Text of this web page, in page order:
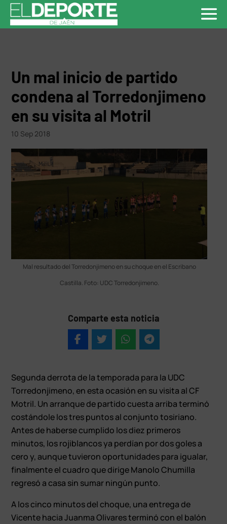
Un mal inicio de partido
condena al Torredonjimeno
en su visita al Motril
10 Sep 2018
Mal resultado del Torredonjimeno en su choque en el Escribano
Castilla. Foto: UDC Torredonjimeno.
Comparte esta noticia
Segunda derrota de la temporada para la UDC
Torredonjimeno, en esta ocasión en su visita al CF
Motril. Un arranque de partido cuesta arriba terminó
costándole los tres puntos al conjunto tosiriano.
Antes de haberse cumplido los diez primeros
minutos, los rojiblancos ya perdían por dos goles a
cero y, aunque tuvieron oportunidades para igualar,
finalmente el cuadro que dirige Manolo Chumilla
regresó a casa sin sumar ningún punto.
A los cinco minutos del choque, una entrega de
Vicente hacia Juanma Olivares terminó con el balón